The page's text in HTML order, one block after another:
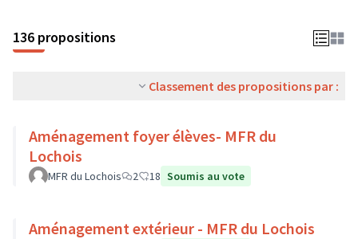
136 propositions
Classement des propositions par :
Aménagement foyer élèves- MFR du
Lochois
MFR du Lochois 2 18 Soumis au vote
Aménagement extérieur - MFR du Lochois